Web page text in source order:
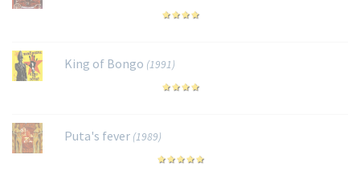
King of Bongo (1991)
Puta's fever (1989)